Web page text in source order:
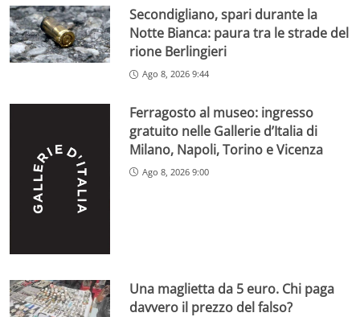
Secondigliano, spari durante la
Notte Bianca: paura tra le strade del
rione Berlingieri
Ago 8, 2026 9:44
Ferragosto al museo: ingresso
gratuito nelle Gallerie d’Italia di
Milano, Napoli, Torino e Vicenza
Ago 8, 2026 9:00
Una maglietta da 5 euro. Chi paga
davvero il prezzo del falso?